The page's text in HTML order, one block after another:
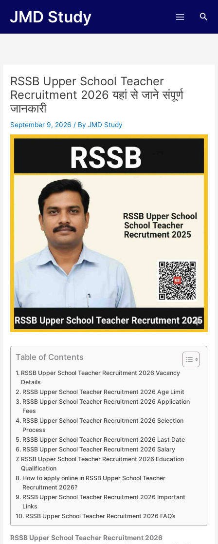
JMD Study
RSSB Upper School Teacher
Recruitment 2026 यहां से जाने संपूर्ण
जानकारी
September 9, 2026/ ByJMD Study
Table of Contents
RSSB Upper School Teacher Recruitment 2026 Vacancy
Details
RSSB Upper School Teacher Recruitment 2026 Age Limit
RSSB Upper School Teacher Recruitment 2026 Application
Fees
RSSB Upper School Teacher Recruitment 2026 Selection
Process
RSSB Upper School Teacher Recruitment 2026 Last Date
RSSB Upper School Teacher Recruitment 2026 Salary
RSSB Upper School Teacher Recruitment 2026 Education
Qualification
How to apply online in RSSB Upper School Teacher
Recruitment 2026?
RSSB Upper School Teacher Recruitment 2026 Important
Links
RSSB Upper School Teacher Recruitment 2026 FAQ’s
RSSB Upper School Teacher Recruitment 2026